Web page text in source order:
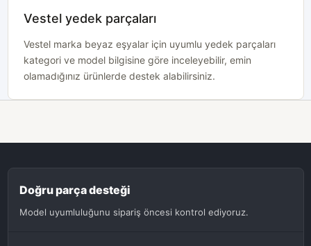
Vestel yedek parçaları
Vestel marka beyaz eşyalar için uyumlu yedek parçaları
kategori ve model bilgisine göre inceleyebilir, emin
olamadığınız ürünlerde destek alabilirsiniz.
Doğru parça desteği
Model uyumluluğunu sipariş öncesi kontrol ediyoruz.